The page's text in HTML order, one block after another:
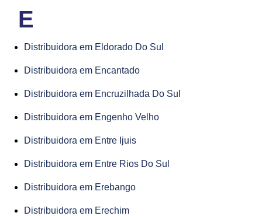
E
Distribuidora em Eldorado Do Sul
Distribuidora em Encantado
Distribuidora em Encruzilhada Do Sul
Distribuidora em Engenho Velho
Distribuidora em Entre Ijuis
Distribuidora em Entre Rios Do Sul
Distribuidora em Erebango
Distribuidora em Erechim